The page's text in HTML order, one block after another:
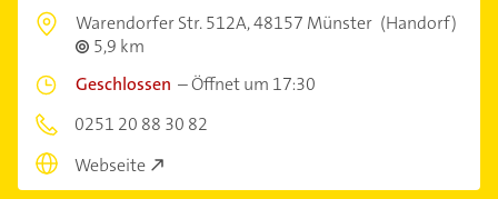
Warendorfer Str. 512A,48157 Münster (Handorf)
5,9 km
Geschlossen –Öffnet um 17:30
0251 20 88 30 82
Webseite